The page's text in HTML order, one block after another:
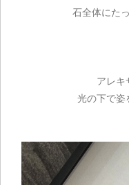
石全体にた
アレキ
光の下で姿